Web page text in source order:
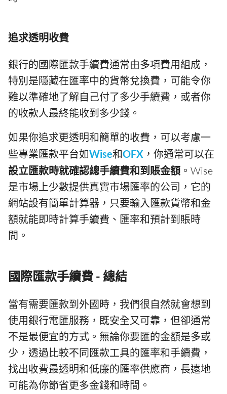
追求透明收費
銀行的國際匯款手續費通常由多項費用組成，
特別是隱藏在匯率中的貨幣兌換費，可能令你
難以準確地了解自己付了多少手續費，或者你
的收款人最終能收到多少錢。
如果你追求更透明和簡單的收費，可以考慮一
些專業匯款平台如Wise和OFX ，你通常可以在
設立匯款時就確認總手續費和到賬金額 。Wise
是市場上少數提供真實市場匯率的公司，它的
網站設有簡單計算器，只要輸入匯款貨幣和金
額就能即時計算手續費、匯率和預計到賬時
間。
國際匯款手續費 - 總結
當有需要匯款到外國時，我們很自然就會想到
使用銀行電匯服務，既安全又可靠，但卻通常
不是最便宜的方式。無論你要匯的金額是多或
少，透過比較不同匯款工具的匯率和手續費，
找出收費最透明和低廉的匯率供應商，長遠地
可能為你節省更多金錢和時間。